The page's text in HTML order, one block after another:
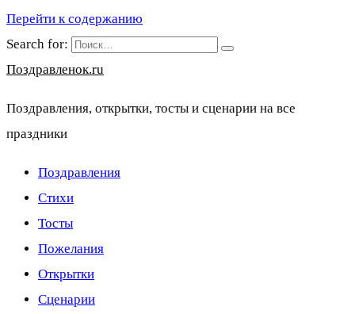
Перейти к содержанию
Search for:
Поздравленок.ru
Поздравления, открытки, тосты и сценарии на все
праздники
Поздравления
Стихи
Тосты
Пожелания
Открытки
Сценарии